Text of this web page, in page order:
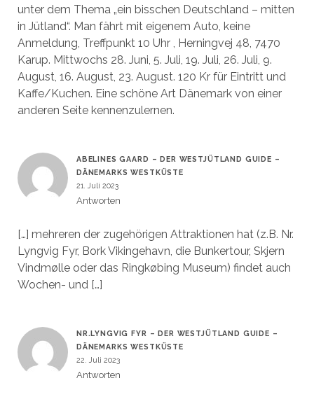
unter dem Thema „ein bisschen Deutschland – mitten
in Jütland“. Man fährt mit eigenem Auto, keine
Anmeldung, Treffpunkt 10 Uhr , Herningvej 48, 7470
Karup. Mittwochs 28. Juni, 5. Juli, 19. Juli, 26. Juli, 9.
August, 16. August, 23. August. 120 Kr für Eintritt und
Kaffe/Kuchen. Eine schöne Art Dänemark von einer
anderen Seite kennenzulernen.
ABELINES GAARD – DER WESTJÜTLAND GUIDE –
DÄNEMARKS WESTKÜSTE
21. Juli 2023
Antworten
[…] mehreren der zugehörigen Attraktionen hat (z.B. Nr.
Lyngvig Fyr, Bork Vikingehavn, die Bunkertour, Skjern
Vindmølle oder das Ringkøbing Museum) findet auch
Wochen- und […]
NR.LYNGVIG FYR – DER WESTJÜTLAND GUIDE –
DÄNEMARKS WESTKÜSTE
22. Juli 2023
Antworten